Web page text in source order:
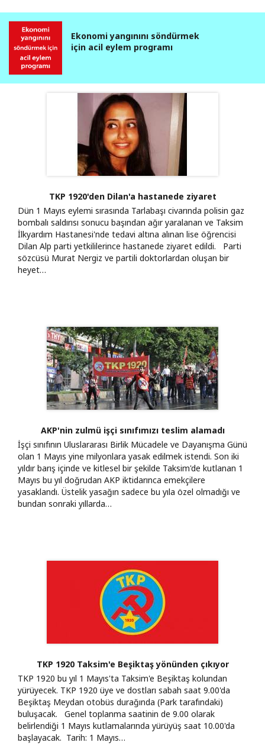
Ekonomi yangınını söndürmek
için acil eylem programı
TKP 1920'den Dilan'a hastanede ziyaret
Dün 1 Mayıs eylemi sırasında Tarlabaşı civarında polisin gaz
bombalı saldırısı sonucu başından ağır yaralanan ve Taksim
İlkyardım Hastanesi'nde tedavi altına alınan lise öğrencisi
Dilan Alp parti yetkililerince hastanede ziyaret edildi. Parti
sözcüsü Murat Nergiz ve partili doktorlardan oluşan bir
heyet…
AKP'nin zulmü işçi sınıfımızı teslim alamadı
İşçi sınıfının Uluslararası Birlik Mücadele ve Dayanışma Günü
olan 1 Mayıs yine milyonlara yasak edilmek istendi. Son iki
yıldır barış içinde ve kitlesel bir şekilde Taksim'de kutlanan 1
Mayıs bu yıl doğrudan AKP iktidarınca emekçilere
yasaklandı. Üstelik yasağın sadece bu yıla özel olmadığı ve
bundan sonraki yıllarda…
TKP 1920 Taksim'e Beşiktaş yönünden çıkıyor
TKP 1920 bu yıl 1 Mayıs'ta Taksim'e Beşiktaş kolundan
yürüyecek. TKP 1920 üye ve dostları sabah saat 9.00'da
Beşiktaş Meydan otobüs durağında (Park tarafındaki)
buluşacak. Genel toplanma saatinin de 9.00 olarak
belirlendiği 1 Mayıs kutlamalarında yürüyüş saat 10.00'da
başlayacak. Tarih: 1 Mayıs…